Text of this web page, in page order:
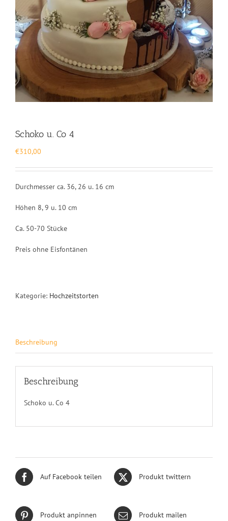
Schoko u. Co 4
€310,00
Durchmesser ca. 36, 26 u. 16 cm
Höhen 8, 9 u. 10 cm
Ca. 50-70 Stücke
Preis ohne Eisfontänen
Kategorie: Hochzeitstorten
Beschreibung
Beschreibung
Schoko u. Co 4
Auf Facebook teilen Produkt twittern
Produkt anpinnen Produkt mailen